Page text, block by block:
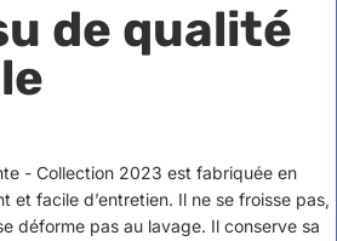
de qualité
- Collection 2023 est fabriquée en
et facile d’entretien. Il ne se froisse pas,
déforme pas au lavage. Il conserve sa